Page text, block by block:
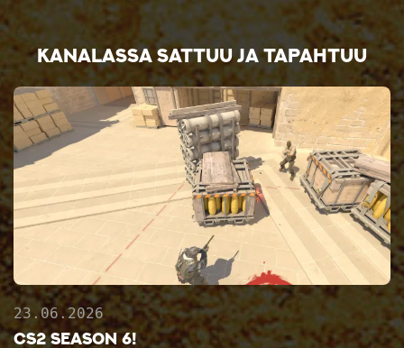
Kanalassa sattuu ja tapahtuu
23.06.2026
CS2 Season 6!